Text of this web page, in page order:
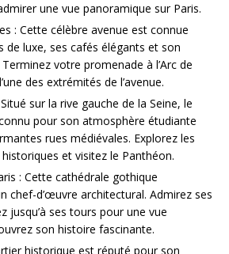
une vue panoramique sur Paris.
: Cette célèbre avenue est connue
de luxe, ses cafés élégants et son
votre promenade à l’Arc de
des extrémités de l’avenue.
sur la rive gauche de la Seine, le
pour son atmosphère étudiante
rues médiévales. Explorez les
et visitez le Panthéon.
: Cette cathédrale gothique
chef-d’œuvre architectural. Admirez ses
jusqu’à ses tours pour une vue
son histoire fascinante.
historique est réputé pour son